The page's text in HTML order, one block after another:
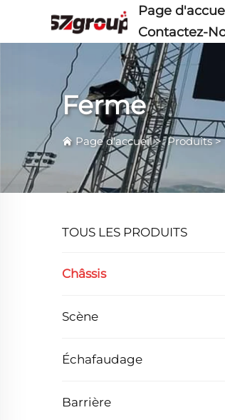
Page
Contactez-
Ferme
Page d'accueil>Produits
TOUS LES PRODUITS
Châssis
Scène
Échafaudage
Barrière